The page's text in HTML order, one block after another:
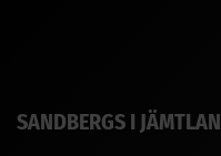
SANDBERGS I